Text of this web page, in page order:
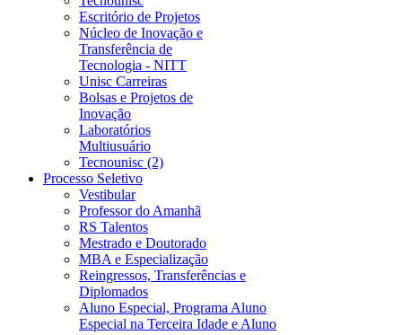
Escritório de Projetos
Núcleo de Inovação e
Transferência de
Tecnologia - NITT
Unisc Carreiras
Bolsas e Projetos de
Inovação
Laboratórios
Multiusuário
Tecnounisc (2)
Processo Seletivo
Vestibular
Professor do Amanhã
RS Talentos
Mestrado e Doutorado
MBA e Especialização
Reingressos, Transferências e
Diplomados
Aluno Especial, Programa Aluno
Especial na Terceira Idade e Aluno